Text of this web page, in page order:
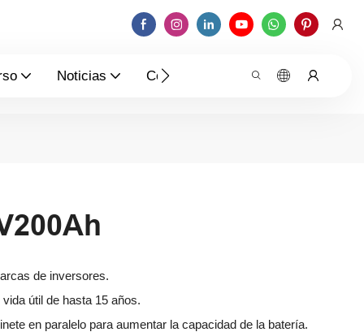
Noticias Contáctenos
de inversores.
útil de hasta 15 años.
en paralelo para aumentar la capacidad de la batería.